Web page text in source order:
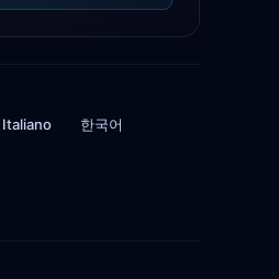
Italiano 한국어